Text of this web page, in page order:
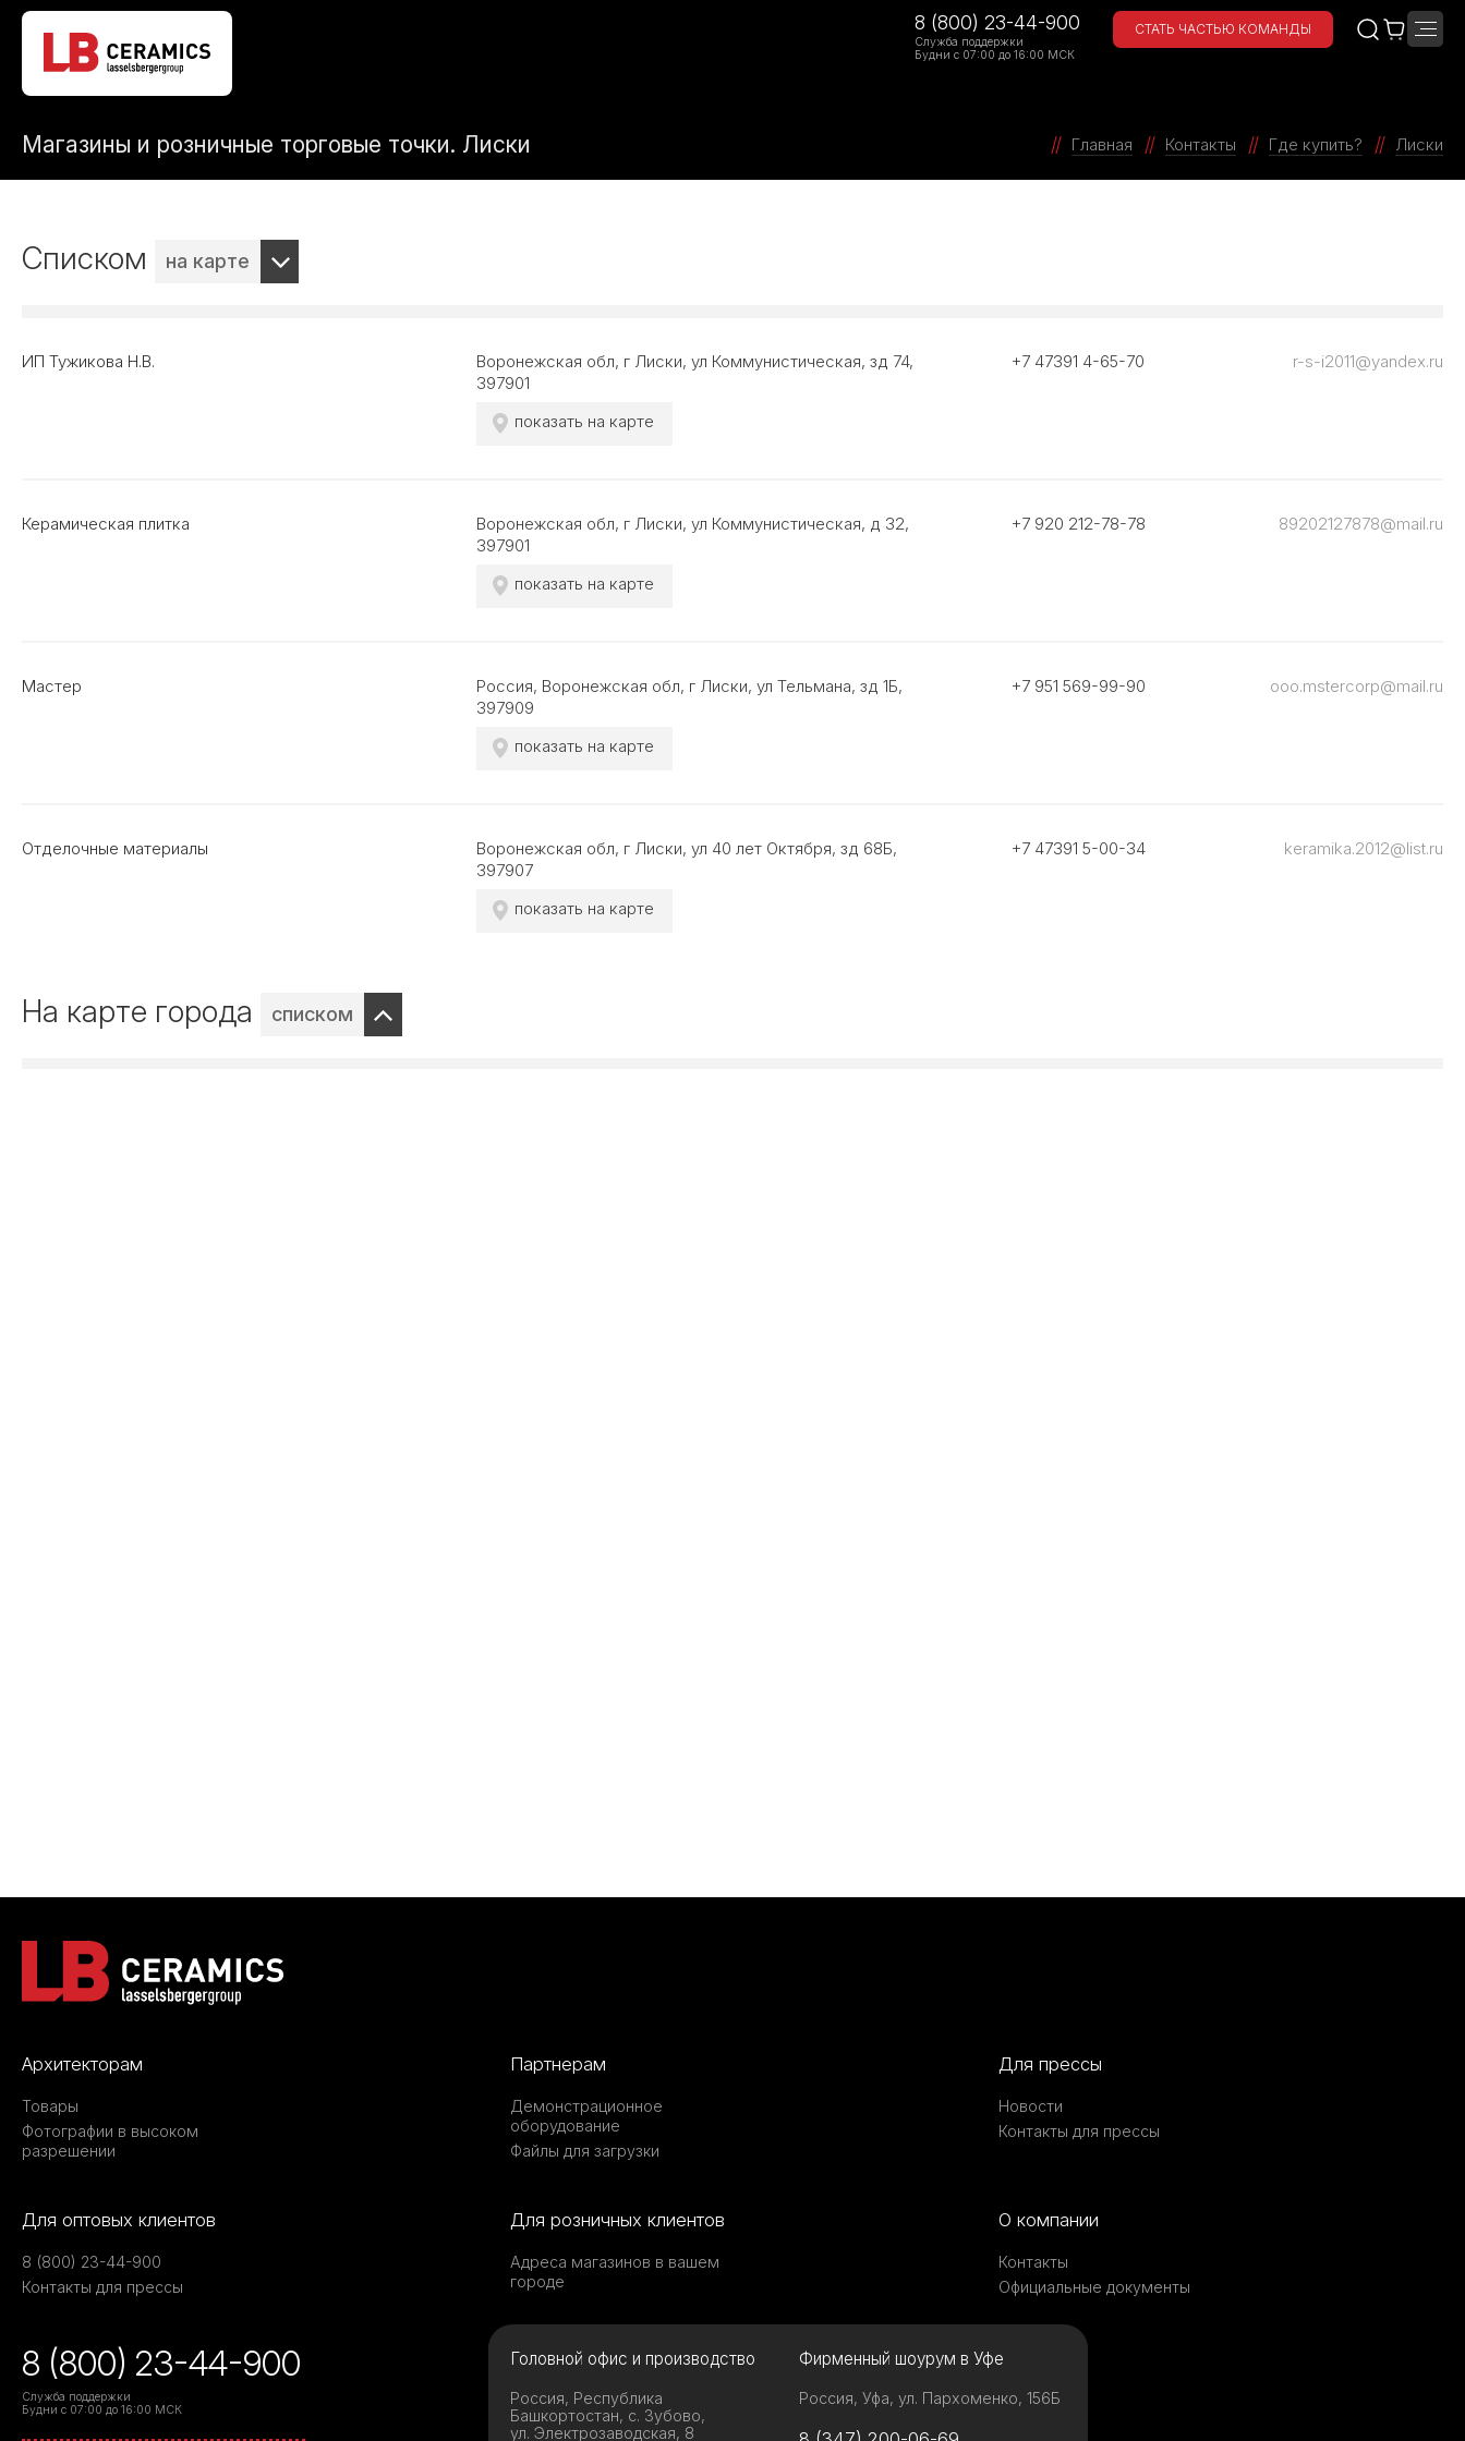
8 (800) 23-44-900
Служба поддержки
Будни с 07:00 до 16:00 МСК
СТАТЬ ЧАСТЬЮ КОМАНДЫ
Магазины и розничные торговые точки. Лиски Главная Контакты Где купить? Лиски
Списком на карте
ИП Тужикова Н.В.
Воронежская обл, г Лиски, ул Коммунистическая, зд 74,
397901
показать на карте
+7 47391 4-65-70 r-s-i2011@yandex.ru
Керамическая плитка
Воронежская обл, г Лиски, ул Коммунистическая, д 32,
397901
показать на карте
+7 920 212-78-78 89202127878@mail.ru
Мастер
Россия, Воронежская обл, г Лиски, ул Тельмана, зд 1Б,
397909
показать на карте
+7 951 569-99-90 ooo.mstercorp@mail.ru
Отделочные материалы
Воронежская обл, г Лиски, ул 40 лет Октября, зд 68Б,
397907
показать на карте
+7 47391 5-00-34 keramika.2012@list.ru
На карте города списком
Архитекторам
Товары
Фотографии в высоком
разрешении
Партнерам
Демонстрационное
оборудование
Файлы для загрузки
Для прессы
Новости
Контакты для прессы
Для оптовых клиентов
8 (800) 23-44-900
Контакты для прессы
Для розничных клиентов
Адреса магазинов в вашем
городе
О компании
Контакты
Официальные документы
8 (800) 23-44-900
Служба поддержки
Будни с 07:00 до 16:00 МСК
Головной офис и производство
Россия, Республика
Башкортостан, с. Зубово,
ул. Электрозаводская, 8
Фирменный шоурум в Уфе
Россия, Уфа, ул. Пархоменко, 156Б